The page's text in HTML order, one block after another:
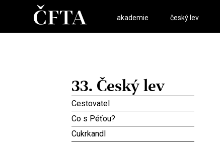
akademie český lev
33. Český lev
Cestovatel
Co s Péťou?
Cukrkandl